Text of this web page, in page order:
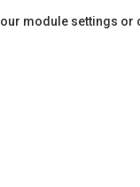
module settings or